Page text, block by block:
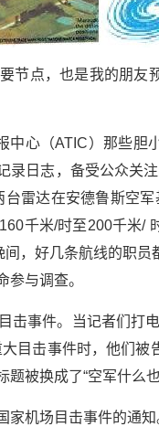
节点，也是我的朋友
中心（ATIC）那些胆
录日志，备受公众关
雷达在安德鲁斯空
千米/时至200千米/
，好几条航线的职
与调查。
事件。当记者们打
目击事件时，他们被
被换成了“空军什么也
机场目击事件的通知